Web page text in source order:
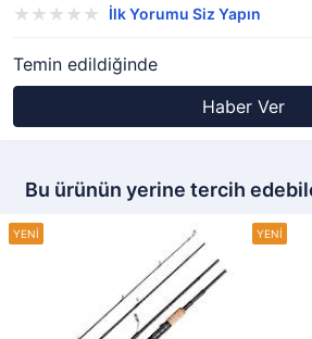
İlk Yorumu Siz Yapın
Temin edildiğinde
Haber Ver
Bu ürünün yerine tercih